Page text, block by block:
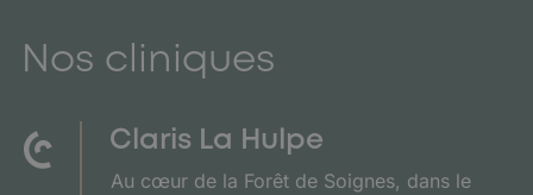
Nos cliniques
Claris La Hulpe
Au cœur de la Forêt de Soignes, dans le